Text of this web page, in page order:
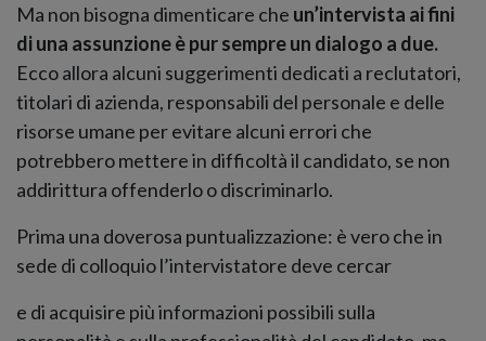
Ma non bisogna dimenticare che un’intervista ai fini
di una assunzione è pur sempre un dialogo a due.
Ecco allora alcuni suggerimenti dedicati a reclutatori,
titolari di azienda, responsabili del personale e delle
risorse umane per evitare alcuni errori che
potrebbero mettere in difficoltà il candidato, se non
addirittura offenderlo o discriminarlo.
Prima una doverosa puntualizzazione: è vero che in
sede di colloquio l’intervistatore deve cercar
e di acquisire più informazioni possibili sulla